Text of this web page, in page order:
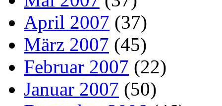
April 2007 (37)
März 2007 (45)
Februar 2007 (22)
Januar 2007 (50)